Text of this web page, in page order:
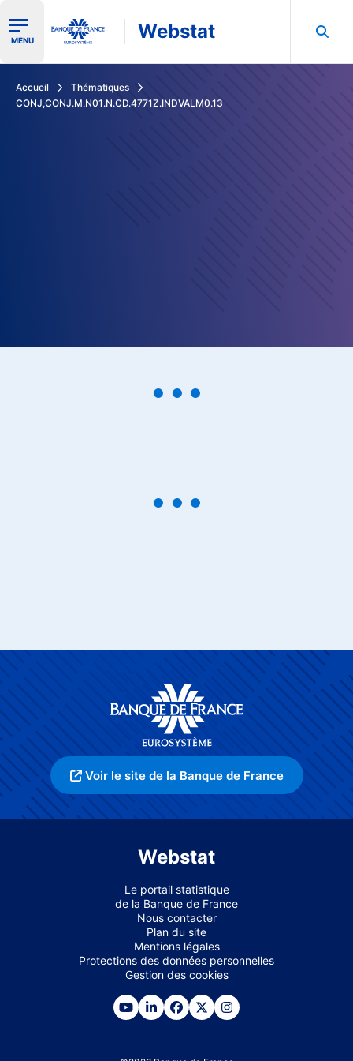
Ouvrir le menu de navigation
MENU Webstat
Accueil
Thématiques
CONJ,CONJ.M.N01.N.CD.4771Z.INDVALM0.13
Voir le site de la Banque de France
Webstat
Le portail statistique
de la Banque de France
Nous contacter
Plan du site
Mentions légales
Protections des données personnelles
Gestion des cookies